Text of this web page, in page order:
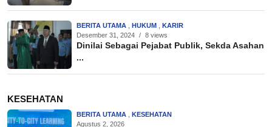
BERITA UTAMA HUKUM
KARIR
Desember 31, 2024 / 8 views
Dinilai Sebagai Pejabat Publik, Sekda Asahan
...
KESEHATAN
BERITA UTAMA
KESEHATAN
Agustus 2, 2026